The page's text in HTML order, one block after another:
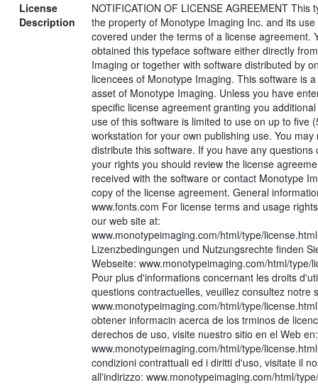
License
Description
NOTIFICATION OF LICENSE AGREEMENT This
the property of Monotype Imaging Inc. and its
covered under the terms of a license agreement.
obtained this typeface software either directly
Imaging or together with software distributed by
licencees of Monotype Imaging. This software is
asset of Monotype Imaging. Unless you have
specific license agreement granting you
use of this software is limited to use on up to five
workstation for your own publishing use. You may
distribute this software. If you have any questions
your rights you should review the license
received with the software or contact Monotype
copy of the license agreement. General
www.fonts.com For license terms and usage
our web site at:
www.monotypeimaging.com/html/type/license.html
Lizenzbedingungen und Nutzungsrechte finden
Webseite: www.monotypeimaging.com/html/type/
Pour plus d'informations concernant les droits
questions contractuelles, veuillez consultez notre
www.monotypeimaging.com/html/type/
obtener informacin acerca de los trminos de
derechos de uso, visite nuestro sitio en el Web en:
www.monotypeimaging.com/html/type/
condizioni contrattuali ed i diritti d'uso, visitate il
all'indirizzo: www.monotypeimaging.com/html/